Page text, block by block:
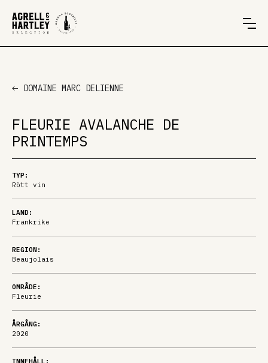
DOMAINE MARC DELIENNE
FLEURIE AVALANCHE DE
PRINTEMPS
TYP:
Rött vin
LAND:
Frankrike
REGION:
Beaujolais
OMRÅDE:
Fleurie
ÅRGÅNG:
2020